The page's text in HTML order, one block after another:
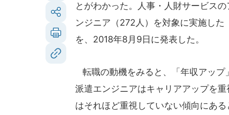
とがわかった。人事・人財サービス
ンジニア（272人）を対象に実施した
を、2018年8月9日に発表した。
転職の動機をみると、「年収アップ
派遣エンジニアはキャリアアップを
はそれほど重視していない傾向にある